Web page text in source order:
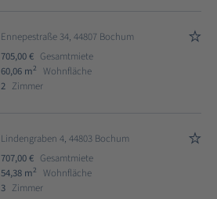
Ennepestraße 34, 44807 Bochum
705,00 € Gesamtmiete
60,06 m2
Wohnfläche
2 Zimmer
Lindengraben 4, 44803 Bochum
707,00 € Gesamtmiete
54,38 m2
Wohnfläche
3 Zimmer